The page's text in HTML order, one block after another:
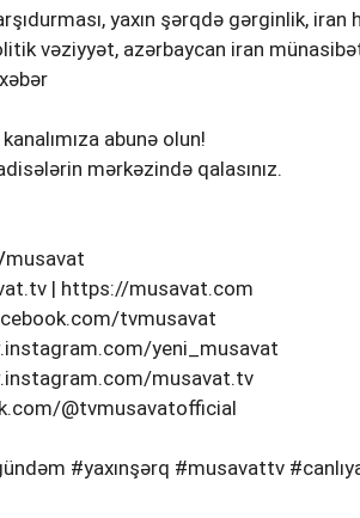
yaxın şərqdə gərginlik, iran
vəziyyət, azərbaycan iran
abunə olun!
mərkəzində qalasınız.
| https://musavat.com
tvmusavat
yeni_musavat
musavat.tv
@tvmusavatofficial
#yaxınşərq #musavattv